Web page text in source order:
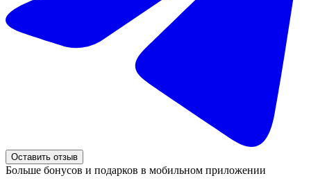
Оставить отзыв
Больше бонусов и подарков в мобильном приложении